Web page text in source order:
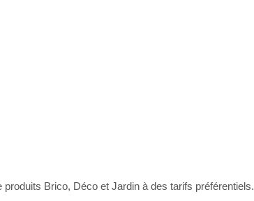
Brico, Déco et Jardin à des tarifs préférentiels.